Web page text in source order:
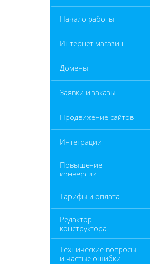
Начало работы
Интернет магазин
Домены
Заявки и заказы
Продвижение сайтов
Интеграции
Повышение
конверсии
Тарифы и оплата
Редактор
конструктора
Технические вопросы
и частые ошибки